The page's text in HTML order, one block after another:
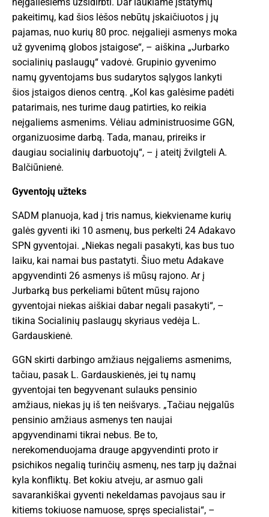
pakeitimų, kad šios lėšos nebūtų įskaičiuotos į jų
pajamas, nuo kurių 80 proc. neįgalieji asmenys moka
už gyvenimą globos įstaigose“, – aiškina „Jurbarko
socialinių paslaugų“ vadovė. Grupinio gyvenimo
namų gyventojams bus sudarytos sąlygos lankyti
šios įstaigos dienos centrą. „Kol kas galėsime padėti
patarimais, nes turime daug patirties, ko reikia
neįgaliems asmenims. Vėliau administruosime GGN,
organizuosime darbą. Tada, manau, prireiks ir
daugiau socialinių darbuotojų“, – į ateitį žvilgteli A.
Balčiūnienė.
Gyventojų užteks
SADM planuoja, kad į tris namus, kiekviename kurių
galės gyventi iki 10 asmenų, bus perkelti 24 Adakavo
SPN gyventojai. „Niekas negali pasakyti, kas bus tuo
laiku, kai namai bus pastatyti. Šiuo metu Adakave
apgyvendinti 26 asmenys iš mūsų rajono. Ar į
Jurbarką bus perkeliami būtent mūsų rajono
gyventojai niekas aiškiai dabar negali pasakyti“, –
tikina Socialinių paslaugų skyriaus vedėja L.
Gardauskienė.
GGN skirti darbingo amžiaus neįgaliems asmenims,
tačiau, pasak L. Gardauskienės, jei tų namų
gyventojai ten begyvenant sulauks pensinio
amžiaus, niekas jų iš ten neišvarys. „Tačiau neįgalūs
pensinio amžiaus asmenys ten naujai
apgyvendinami tikrai nebus. Be to,
nerekomenduojama drauge apgyvendinti proto ir
psichikos negalią turinčių asmenų, nes tarp jų dažnai
kyla konfliktų. Bet kokiu atveju, ar asmuo gali
savarankiškai gyventi nekeldamas pavojaus sau ir
kitiems tokiuose namuose, spręs specialistai“, –